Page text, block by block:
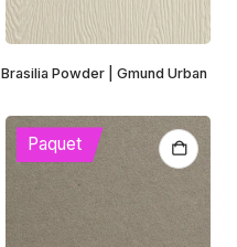
Brasilia Powder | Gmund Urban
Paquet